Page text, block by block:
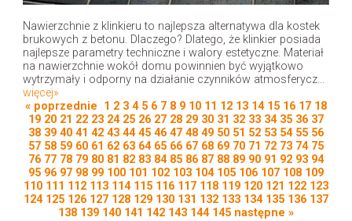
Nawierzchnie z klinkieru to najlepsza alternatywa dla kostek
brukowych z betonu. Dlaczego? Dlatego, że klinkier posiada
najlepsze parametry techniczne i walory estetyczne. Materiał
na nawierzchnie wokół domu powinnien być wyjątkowo
wytrzymały i odporny na działanie czynników atmosferycz...
więcej»
« poprzednie 1 2 3 4 5 6 7 8 9 10 11 12 13 14 15 16 17 18
19 20 21 22 23 24 25 26 27 28 29 30 31 32 33 34 35 36 37
38 39 40 41 42 43 44 45 46 47 48 49 50 51 52 53 54 55 56
57 58 59 60 61 62 63 64 65 66 67 68 69 70 71 72 73 74 75
76 77 78 79 80 81 82 83 84 85 86 87 88 89 90 91 92 93 94
95 96 97 98 99 100 101 102 103 104 105 106 107 108 109
110 111 112 113 114 115 116 117 118 119 120 121 122 123
124 125 126 127 128 129 130 131 132 133 134 135 136 137
138 139 140 141 142 143 144 145 następne »